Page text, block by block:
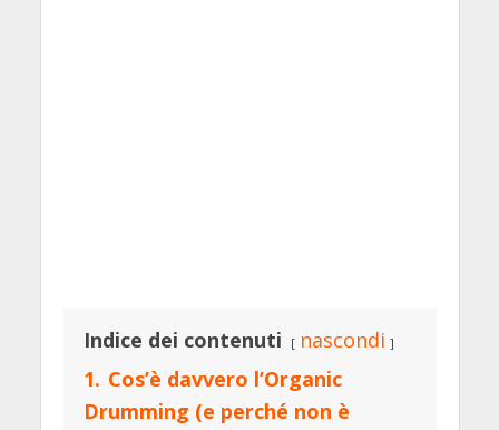
Indice dei contenuti
nascondi
1. Cos’è davvero l’Organic
Drumming (e perché non è